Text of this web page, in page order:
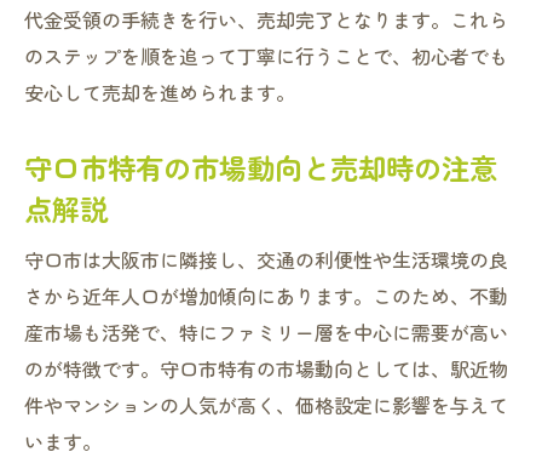
代金受領の手続きを行い、売却完了となります。これら
のステップを順を追って丁寧に行うことで、初心者でも
安心して売却を進められます。
守口市特有の市場動向と売却時の注意
点解説
守口市は大阪市に隣接し、交通の利便性や生活環境の良
さから近年人口が増加傾向にあります。このため、不動
産市場も活発で、特にファミリー層を中心に需要が高い
のが特徴です。守口市特有の市場動向としては、駅近物
件やマンションの人気が高く、価格設定に影響を与えて
います。